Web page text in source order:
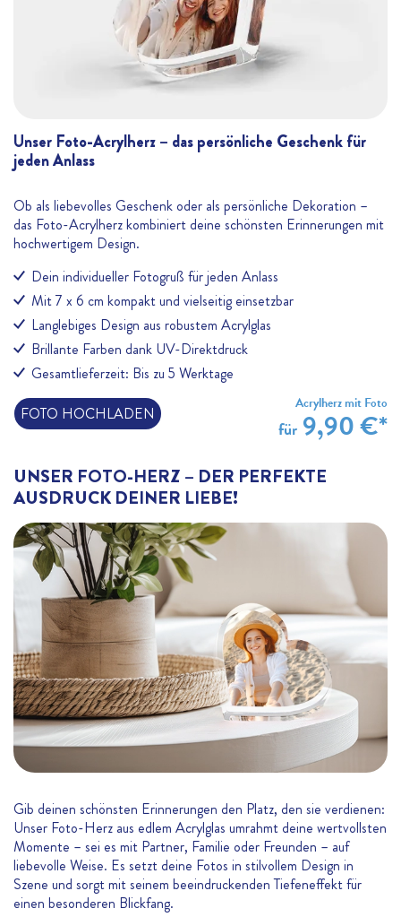
Unser Foto-Acrylherz – das persönliche Geschenk für
jeden Anlass
Ob als liebevolles Geschenk oder als persönliche Dekoration –
das Foto-Acrylherz kombiniert deine schönsten Erinnerungen mit
hochwertigem Design.
Dein individueller Fotogruß für jeden Anlass
Mit 7 x 6 cm kompakt und vielseitig einsetzbar
Langlebiges Design aus robustem Acrylglas
Brillante Farben dank UV-Direktdruck
Gesamtlieferzeit: Bis zu 5 Werktage
FOTO HOCHLADEN
Acrylherz mit Foto
für 9,90 €*
UNSER FOTO-HERZ – DER PERFEKTE
AUSDRUCK DEINER LIEBE!
Gib deinen schönsten Erinnerungen den Platz, den sie verdienen:
Unser Foto-Herz aus edlem Acrylglas umrahmt deine wertvollsten
Momente – sei es mit Partner, Familie oder Freunden – auf
liebevolle Weise. Es setzt deine Fotos in stilvollem Design in
Szene und sorgt mit seinem beeindruckenden Tiefeneffekt für
einen besonderen Blickfang.